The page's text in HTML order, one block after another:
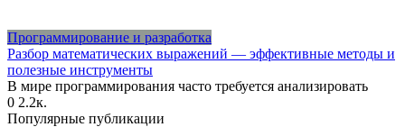
Программирование и разработка
Разбор математических выражений — эффективные методы и
полезные инструменты
В мире программирования часто требуется анализировать
0 2.2к.
Популярные публикации